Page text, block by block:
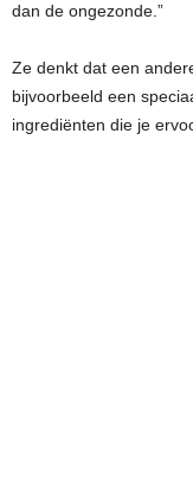
dan de ongezonde.”
Ze denkt dat een
bijvoorbeeld een
ingrediënten die je